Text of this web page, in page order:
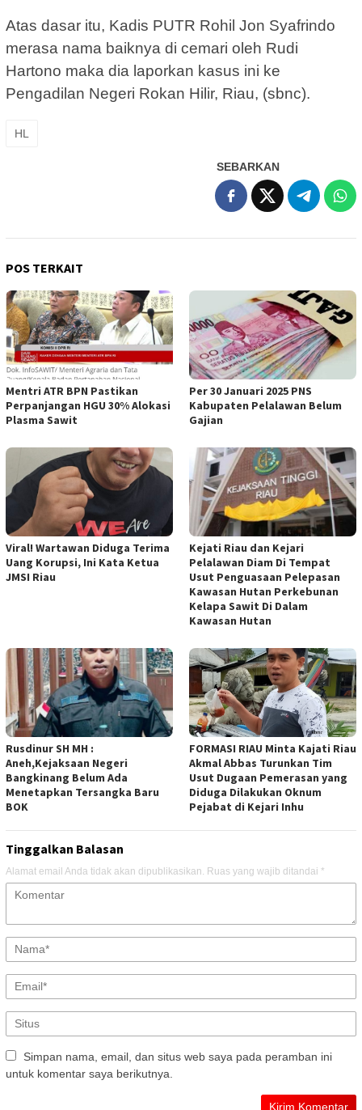
Atas dasar itu, Kadis PUTR Rohil Jon Syafrindo
merasa nama baiknya di cemari oleh Rudi
Hartono maka dia laporkan kasus ini ke
Pengadilan Negeri Rokan Hilir, Riau, (sbnc).
HL
SEBARKAN
POS TERKAIT
Mentri ATR BPN Pastikan
Perpanjangan HGU 30% Alokasi
Plasma Sawit
Per 30 Januari 2025 PNS
Kabupaten Pelalawan Belum
Gajian
Viral! Wartawan Diduga Terima
Uang Korupsi, Ini Kata Ketua
JMSI Riau
Kejati Riau dan Kejari
Pelalawan Diam Di Tempat
Usut Penguasaan Pelepasan
Kawasan Hutan Perkebunan
Kelapa Sawit Di Dalam
Kawasan Hutan
Rusdinur SH MH :
Aneh,Kejaksaan Negeri
Bangkinang Belum Ada
Menetapkan Tersangka Baru
BOK
FORMASI RIAU Minta Kajati Riau
Akmal Abbas Turunkan Tim
Usut Dugaan Pemerasan yang
Diduga Dilakukan Oknum
Pejabat di Kejari Inhu
Tinggalkan Balasan
Alamat email Anda tidak akan dipublikasikan. Ruas yang wajib ditandai *
Simpan nama, email, dan situs web saya pada peramban ini
untuk komentar saya berikutnya.